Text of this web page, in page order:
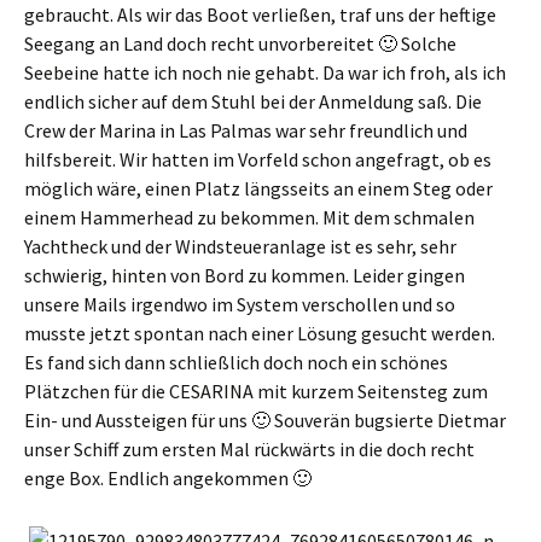
gebraucht. Als wir das Boot verließen, traf uns der heftige
Seegang an Land doch recht unvorbereitet 🙂 Solche
Seebeine hatte ich noch nie gehabt. Da war ich froh, als ich
endlich sicher auf dem Stuhl bei der Anmeldung saß. Die
Crew der Marina in Las Palmas war sehr freundlich und
hilfsbereit. Wir hatten im Vorfeld schon angefragt, ob es
möglich wäre, einen Platz längsseits an einem Steg oder
einem Hammerhead zu bekommen. Mit dem schmalen
Yachtheck und der Windsteueranlage ist es sehr, sehr
schwierig, hinten von Bord zu kommen. Leider gingen
unsere Mails irgendwo im System verschollen und so
musste jetzt spontan nach einer Lösung gesucht werden.
Es fand sich dann schließlich doch noch ein schönes
Plätzchen für die CESARINA mit kurzem Seitensteg zum
Ein- und Aussteigen für uns 🙂 Souverän bugsierte Dietmar
unser Schiff zum ersten Mal rückwärts in die doch recht
enge Box. Endlich angekommen 🙂